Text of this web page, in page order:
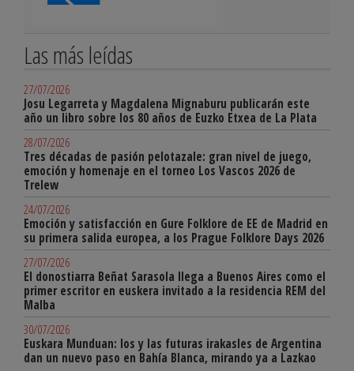
Las más leídas
27/07/2026
Josu Legarreta y Magdalena Mignaburu publicarán este
año un libro sobre los 80 años de Euzko Etxea de La Plata
28/07/2026
Tres décadas de pasión pelotazale: gran nivel de juego,
emoción y homenaje en el torneo Los Vascos 2026 de
Trelew
24/07/2026
Emoción y satisfacción en Gure Folklore de EE de Madrid en
su primera salida europea, a los Prague Folklore Days 2026
27/07/2026
El donostiarra Beñat Sarasola llega a Buenos Aires como el
primer escritor en euskera invitado a la residencia REM del
Malba
30/07/2026
Euskara Munduan: los y las futuras irakasles de Argentina
dan un nuevo paso en Bahía Blanca, mirando ya a Lazkao